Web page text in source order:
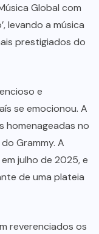
Global com
levando a música
prestigiados do
e
se emocionou. A
homenageadas no
Grammy. A
julho de 2025, e
de uma plateia
reverenciados os